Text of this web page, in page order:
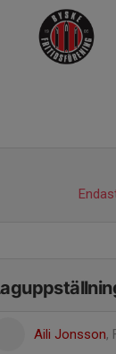
Aili Jonsson,